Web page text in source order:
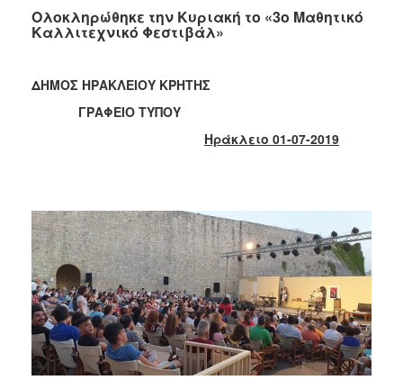
2022
2021
2019
2018
2013
2012
2011
2010
2006
Ολοκληρώθηκε την Κυριακή το «3ο Μαθητικό
Καλλιτεχνικό Φεστιβάλ»
ΔΗΜΟΣ ΗΡΑΚΛΕΙΟΥ ΚΡΗΤΗΣ
ΓΡΑΦΕΙΟ ΤΥΠΟΥ
Ηράκλειο 01-07-2019